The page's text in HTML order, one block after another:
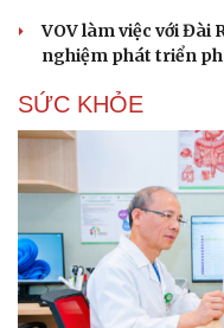
VOV làm việc với Đài
nghiệm phát triển
SỨC KHỎE